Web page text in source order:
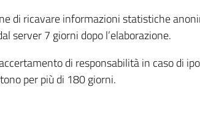
di ricavare informazioni statistiche
server 7 giorni dopo l’elaborazione.
di responsabilità in caso di
per più di 180 giorni.